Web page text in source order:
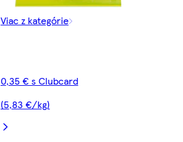
Viac z kategórie
0,35 € s Clubcard
(5,83 €/kg)